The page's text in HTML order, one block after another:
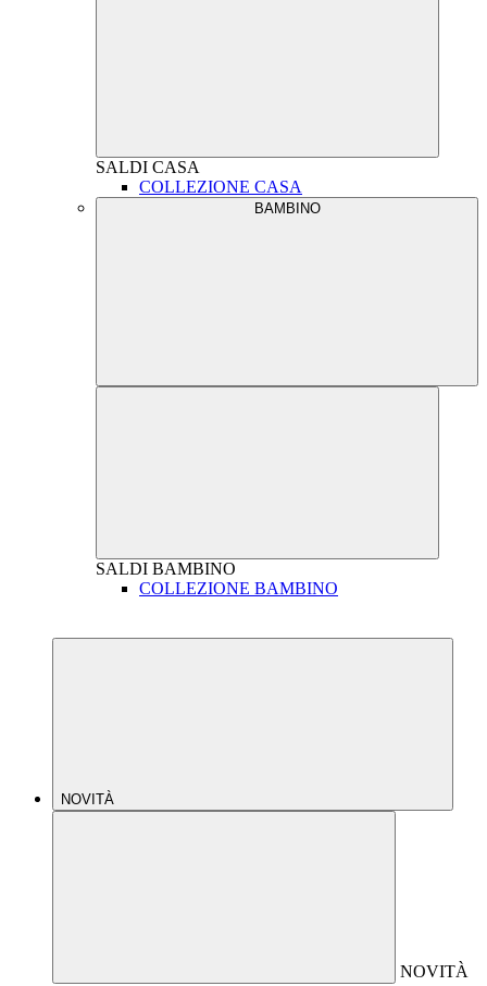
SALDI CASA
COLLEZIONE CASA
BAMBINO
SALDI BAMBINO
COLLEZIONE BAMBINO
NOVITÀ
NOVITÀ